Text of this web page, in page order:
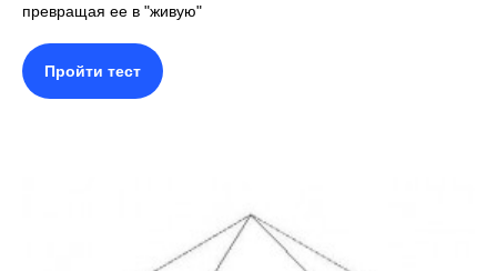
превращая ее в "живую"
Пройти тест